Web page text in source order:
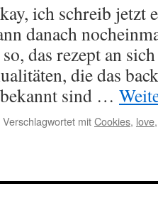
ich schreib jetzt
danach
das rezept an
die das
sind …
Verschlagwortet mitCookies, love